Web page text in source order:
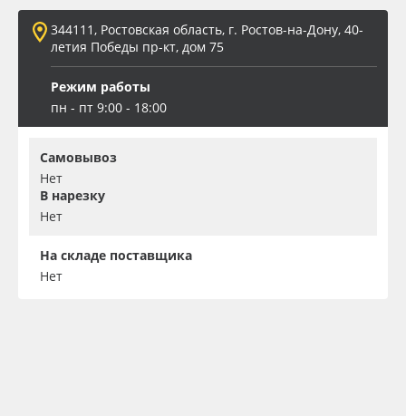
344111, Ростовская область, г. Ростов-на-Дону, 40-
летия Победы пр-кт, дом 75
Режим работы
пн - пт 9:00 - 18:00
Самовывоз
Нет
В нарезку
Нет
На складе поставщика
Нет